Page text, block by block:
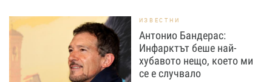
ИЗВЕСТНИ
Антонио Бандерас:
Инфарктът беше най-
хубавото нещо, което ми
се е случвало